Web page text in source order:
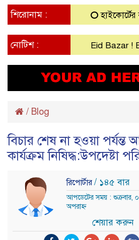
শিরোনাম : হাইকোর্টের রায়
নোটিশ : Eid Bazar ! Eid
/ Blog
বিচার শেষ না হওয়া পর্যন্ত
কার্যক্রম নিষিদ্ধ:উপদেষ্টা
রিপোর্টার/ ১৪৫ বার
আপডেটের সময় : শুক্রবার,
অপরাহ্ন
শেয়ার করুন